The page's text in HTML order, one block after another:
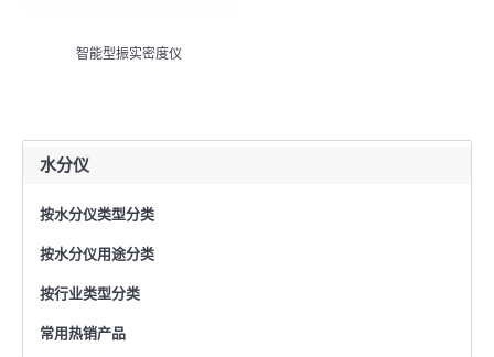
智能型振实密度仪
水分仪
按水分仪类型分类
按水分仪用途分类
按行业类型分类
常用热销产品